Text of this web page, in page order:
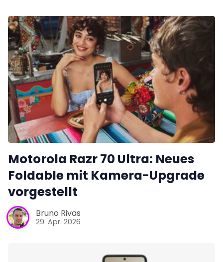
Team
Zusammenarbeit
Kontakt
Impressum
Motorola Razr 70 Ultra: Neues
Foldable mit Kamera-Upgrade
vorgestellt
Bruno Rivas
29. Apr. 2026